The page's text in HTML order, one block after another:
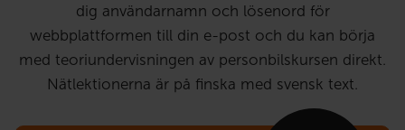
dig användarnamn och lösenord för
webbplattformen till din e-post och du kan börja
med teoriundervisningen av personbilskursen direkt.
Nätlektionerna är på finska med svensk text.